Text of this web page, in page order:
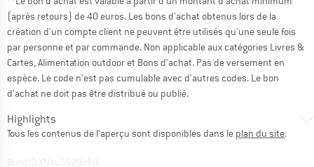
(après retours) de 40 euros. Les bons d'achat obtenus lors de la
création d'un compte client ne peuvent être utilisés qu'une seule fois
par personne et par commande. Non applicable aux catégories Livres &
Cartes, Alimentation outdoor et Bons d'achat. Pas de versement en
espèce. Le code n'est pas cumulable avec d'autres codes. Le bon
d'achat ne doit pas être distribué ou publié.
Highlights
Tous les contenus de l'aperçu sont disponibles dans le plan du site.